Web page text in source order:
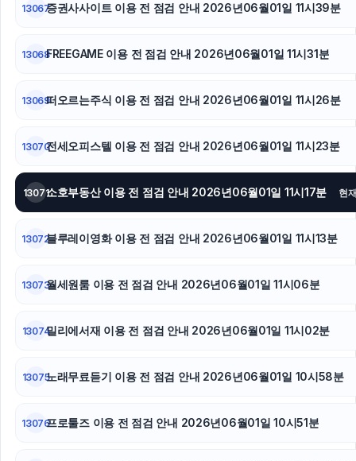
13067증권사사이트 이용 전 점검 안내 2026년06월01일 11시39분
13068FREEGAME 이용 전 점검 안내 2026년06월01일 11시31분
13069떠오르는주식 이용 전 점검 안내 2026년06월01일 11시26분
13070전세오피스텔 이용 전 점검 안내 2026년06월01일 11시23분
13071소호부동산 이용 전 점검 안내 2026년06월01일 11시17분 현
13072블루레이영화 이용 전 점검 안내 2026년06월01일 11시13분
13073월세원룸 이용 전 점검 안내 2026년06월01일 11시06분
13074밀리에서재 이용 전 점검 안내 2026년06월01일 11시02분
13075노래무료듣기 이용 전 점검 안내 2026년06월01일 10시58분
13076프로툴즈 이용 전 점검 안내 2026년06월01일 10시51분